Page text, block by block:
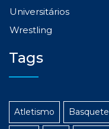
Universitários
Wrestling
Tags
Atletismo Basquete